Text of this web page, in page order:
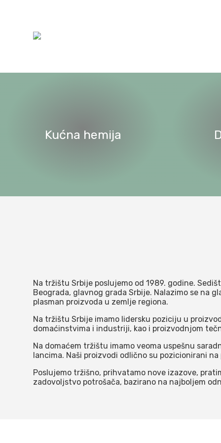
Kućna hemija
Na tržištu Srbije poslujemo od 1989. godine.
Beograda, glavnog grada Srbije. Nalazimo se na
plasman proizvoda u zemlje regiona.
Na tržištu Srbije imamo lidersku poziciju u
domaćinstvima i industriji, kao i proizvodnjom
Na domaćem tržištu imamo veoma uspešnu
lancima. Naši proizvodi odlično su pozicionirani
Poslujemo tržišno, prihvatamo nove izazove,
zadovoljstvo potrošača, bazirano na najboljem